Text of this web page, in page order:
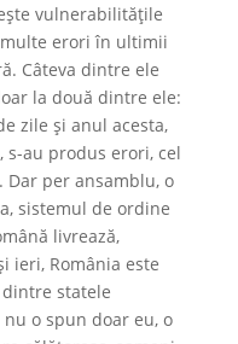
vulnerabilitățile
erori în ultimii
Câteva dintre ele
la două dintre ele:
zile și anul acesta,
s-au produs erori, cel
Dar per ansamblu, o
sistemul de ordine
livrează,
ieri, România este
statele
o spun doar eu, o